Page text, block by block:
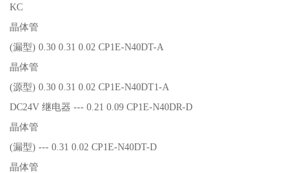
KC
晶体管
(漏型) 0.30 0.31 0.02 CP1E-N40DT-A
晶体管
(源型) 0.30 0.31 0.02 CP1E-N40DT1-A
DC24V 继电器 --- 0.21 0.09 CP1E-N40DR-D
晶体管
(漏型) --- 0.31 0.02 CP1E-N40DT-D
晶体管